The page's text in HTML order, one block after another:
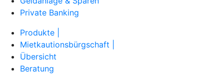
Private Banking
Produkte |
Mietkautionsbürgschaft |
Übersicht
Beratung